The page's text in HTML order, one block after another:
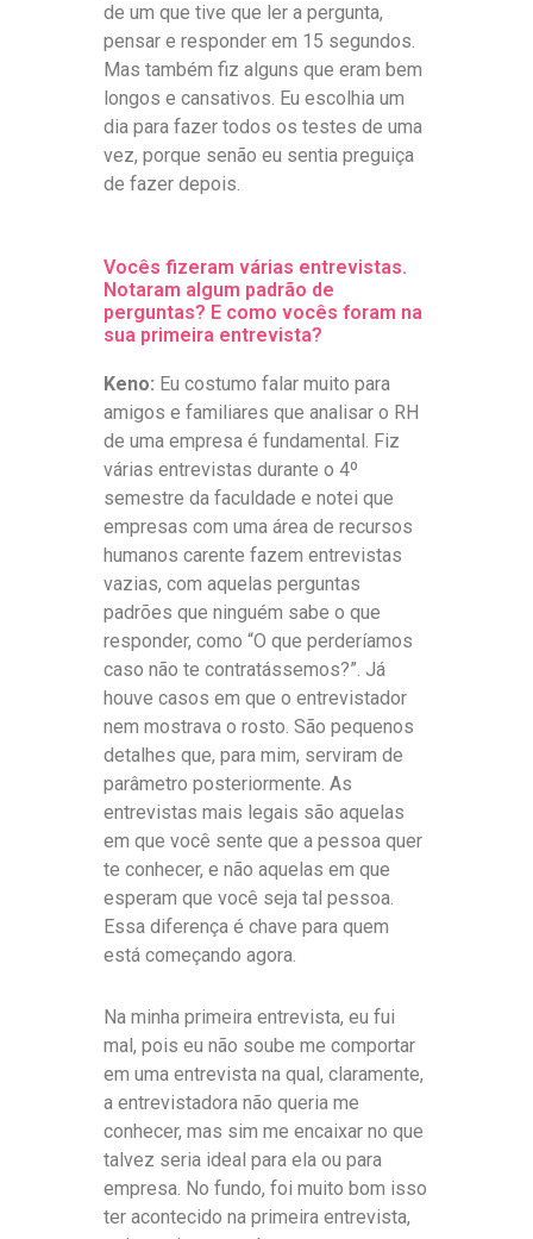
de um que tive que ler a pergunta,
pensar e responder em 15 segundos.
Mas também fiz alguns que eram bem
longos e cansativos. Eu escolhia um
dia para fazer todos os testes de uma
vez, porque senão eu sentia preguiça
de fazer depois.
Vocês fizeram várias entrevistas.
Notaram algum padrão de
perguntas? E como vocês foram na
sua primeira entrevista?
Keno: Eu costumo falar muito para
amigos e familiares que analisar o RH
de uma empresa é fundamental. Fiz
várias entrevistas durante o 4º
semestre da faculdade e notei que
empresas com uma área de recursos
humanos carente fazem entrevistas
vazias, com aquelas perguntas
padrões que ninguém sabe o que
responder, como “O que perderíamos
caso não te contratássemos?”. Já
houve casos em que o entrevistador
nem mostrava o rosto. São pequenos
detalhes que, para mim, serviram de
parâmetro posteriormente. As
entrevistas mais legais são aquelas
em que você sente que a pessoa quer
te conhecer, e não aquelas em que
esperam que você seja tal pessoa.
Essa diferença é chave para quem
está começando agora.
Na minha primeira entrevista, eu fui
mal, pois eu não soube me comportar
em uma entrevista na qual, claramente,
a entrevistadora não queria me
conhecer, mas sim me encaixar no que
talvez seria ideal para ela ou para
empresa. No fundo, foi muito bom isso
ter acontecido na primeira entrevista,